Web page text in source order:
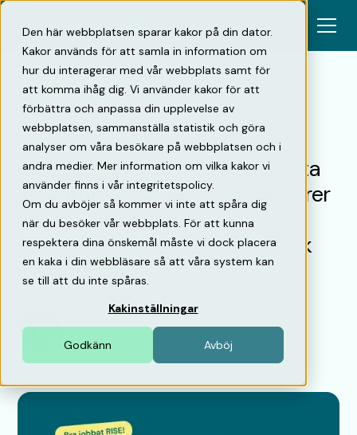
Den här webbplatsen sparar kakor på din dator.
Kakor används för att samla in information om
hur du interagerar med vår webbplats samt för
att komma ihåg dig. Vi använder kakor för att
förbättra och anpassa din upplevelse av
webbplatsen, sammanställa statistik och göra
analyser om våra besökare på webbplatsen och i
andra medier. Mer information om vilka kakor vi
använder finns i vår integritetspolicy.
Om du avböjer så kommer vi inte att spåra dig
när du besöker vår webbplats. För att kunna
respektera dina önskemål måste vi dock placera
en kaka i din webbläsare så att våra system kan
se till att du inte spåras.
Kakinställningar
Godkänn Avböj
Tillbaka
RISE rapport fastslår: ”Ett första
steg framåt för fastighetsaktörer
är att kartlägga
parkeringsbehoven och faktisk
användning”
VD & medgrundare